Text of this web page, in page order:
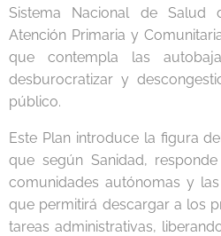
Sistema Nacional de
Atención Primaria y
que contempla las
desburocratizar y
público.
Este Plan introduce la figura
que según Sanidad,
comunidades autónomas y
que permitirá descargar a los
tareas administrativas,